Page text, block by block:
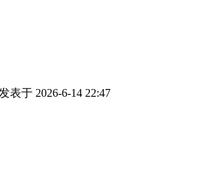
发表于 2026-6-14 22:47